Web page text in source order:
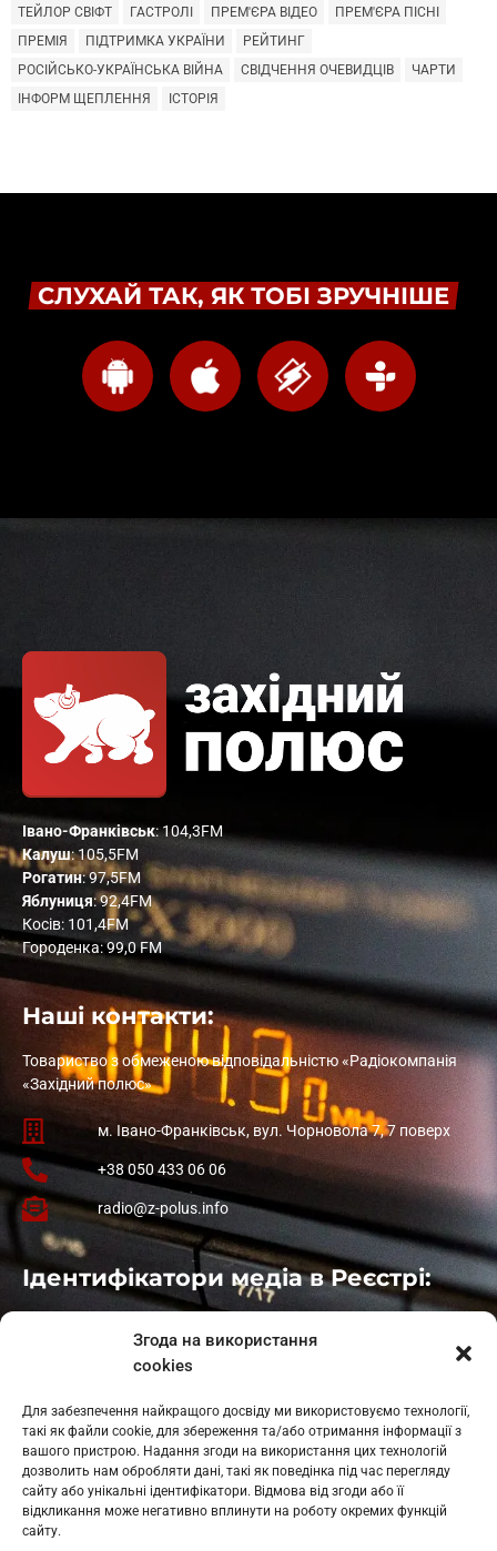
Згода на використання
cookies
Для забезпечення найкращого досвіду ми використовуємо технології,
такі як файли cookie, для збереження та/або отримання інформації з
вашого пристрою. Надання згоди на використання цих технологій
дозволить нам обробляти дані, такі як поведінка під час перегляду
сайту або унікальні ідентифікатори. Відмова від згоди або її
відкликання може негативно вплинути на роботу окремих функцій
сайту.
ТЕЙЛОР СВІФТ
ГАСТРОЛІ ПРЕМ'ЄРА ВІДЕО
ПРЕМ'ЄРА ПІСНІ
ПРЕМІЯ
ПІДТРИМКА УКРАЇНИ
РЕЙТИНГ
РОСІЙСЬКО-УКРАЇНСЬКА ВІЙНА
СВІДЧЕННЯ ОЧЕВИДЦІВ
ЧАРТИ
ІНФОРМ ЩЕПЛЕННЯ
ІСТОРІЯ
СЛУХАЙ ТАК, ЯК ТОБІ ЗРУЧНІШЕ
Івано-Франківськ: 104,3FM
Калуш: 105,5FM
Рогатин: 97,5FM
Яблуниця: 92,4FM
Косів: 101,4FM
Городенка: 99,0 FM
Наші контакти:
Товариство з обмеженою відповідальністю «Радіокомпанія
«Західний полюс»
м. Івано-Франківськ, вул. Чорновола 7, 7 поверх
+38 050 433 06 06
radio@z-polus.info
Ідентифікатори медіа в Реєстрі:
: L11-01410
: L11-01801
Косів: L11-01805
Гарасимів: L11-02274